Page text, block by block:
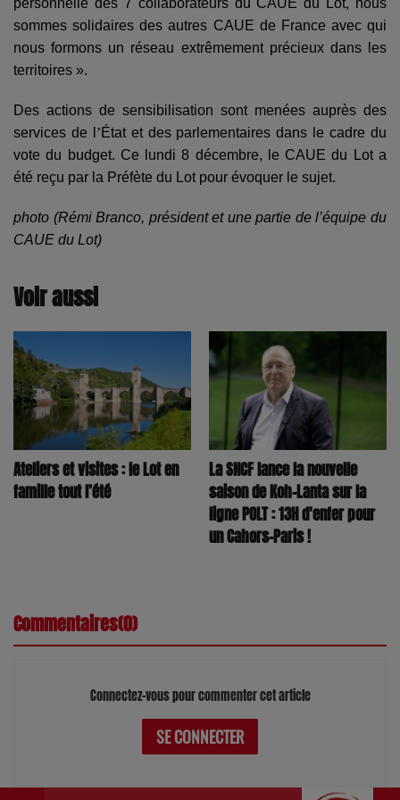
personnelle des 7 collaborateurs du CAUE du Lot, nous
sommes solidaires des autres CAUE de France avec qui
nous formons un réseau extrêmement précieux dans les
territoires ».
Des actions de sensibilisation sont menées auprès des
services de l ’ État et des parlementaires dans le cadre du
vote du budget. Ce lundi 8 décembre, le CAUE du Lot a
été reçu par la Préfète du Lot pour évoquer le sujet.
photo (Rémi Branco, président et une partie de l’équipe du
CAUE du Lot)
Voir aussi
Ateliers et visites : le Lot en
famille tout l’été
La SNCF lance la nouvelle
saison de Koh-Lanta sur la
ligne POLT : 13H d'enfer pour
un Cahors-Paris !
Commentaires(0)
Connectez-vous pour commenter cet article
SE CONNECTER